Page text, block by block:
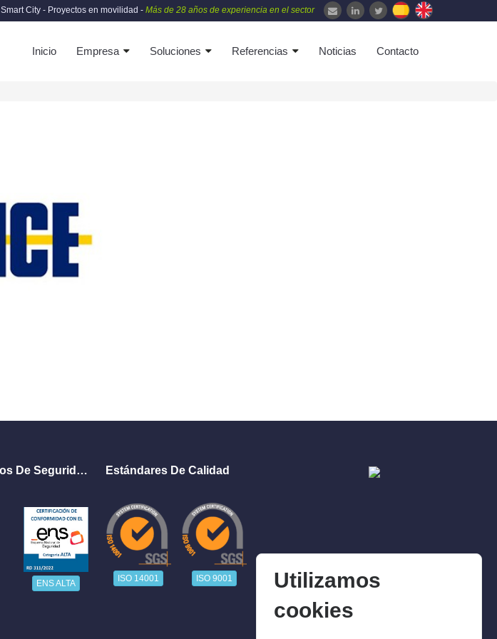
Smart City - Proyectos en movilidad - Más de 28 años de experiencia en el sector
Inicio Empresa Soluciones Referencias Noticias Contacto
Certificados De Seguridad
ENS ALTA
Estándares De Calidad
ISO 14001 ISO 9001
Utilizamos
cookies